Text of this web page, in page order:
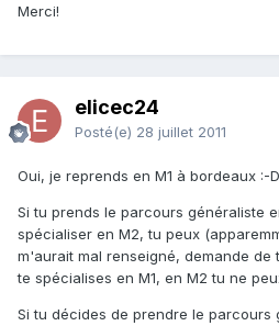
Merci!
elicec24
Posté(e) 28 juillet 2011
Oui, je reprends en M1 à bordeaux :-D
Si tu prends le parcours généraliste
spécialiser en M2, tu peux
m'aurait mal renseigné, demande de
te spécialises en M1, en M2 tu ne
Si tu décides de prendre le parcours